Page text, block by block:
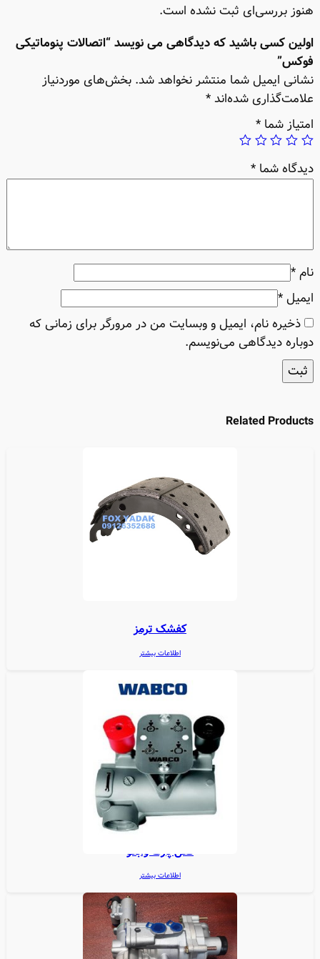
هنوز بررسی‌ای ثبت نشده است.
اولین کسی باشید که دیدگاهی می نویسد “اتصالات پنوماتیکی
فوکس”
نشانی ایمیل شما منتشر نخواهد شد. بخش‌های موردنیاز
علامت‌گذاری شده‌اند*
امتیاز شما *
دیدگاه شما *
نام*
ایمیل*
ذخیره نام، ایمیل و وبسایت من در مرورگر برای زمانی که
دوباره دیدگاهی می‌نویسم.
Related Products
کفشک ترمز
اطلاعات بیشتر
قفل پارک وابکو
اطلاعات بیشتر